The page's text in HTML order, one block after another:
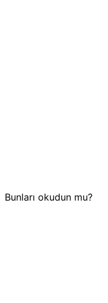
Bunları okudun mu?